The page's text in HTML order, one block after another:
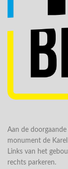
Aan de
monument de
Links van het
rechts parkeren.